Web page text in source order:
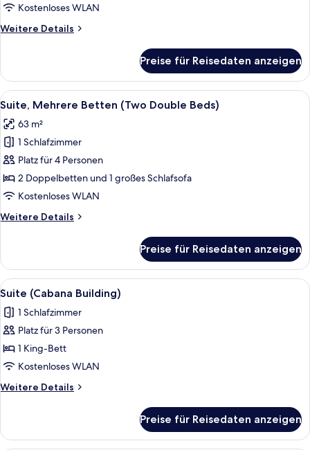
Kostenloses WLAN
Weitere Details
Weitere
(Roosevelt
Suite)
Preise für Reisedaten anzeigen
Alle
Fotos
für
Suite,
Mehrere
Betten
(Two
Beds)
Ein Hotelzimmer mit Holztür,
9
Suite, Mehrere Betten (Two Double Beds)
63 m²
1 Schlafzimmer
Platz für 4 Personen
2 Doppelbetten und 1 großes Schlafsofa
Kostenloses WLAN
Weitere Details
Weitere
Mehrere
Betten
(Two
Double
Beds)
Preise für Reisedaten anzeigen
Alle
Fotos
für
Suite
(Cabana
Building)
anzeigen
Ein modernes Wohnzimmer mit
8
Suite (Cabana Building)
1 Schlafzimmer
Platz für 3 Personen
1 King-Bett
Kostenloses WLAN
Weitere Details
Weitere
(Cabana
Preise für Reisedaten anzeigen